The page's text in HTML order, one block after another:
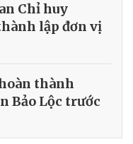
Chỉ huy
lập đơn vị
thành
Bảo Lộc trước